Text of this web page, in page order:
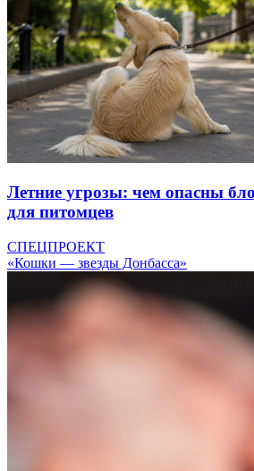
Летние угрозы: чем опасны
для питомцев
СПЕЦПРОЕКТ
«Кошки — звезды Донбасса»